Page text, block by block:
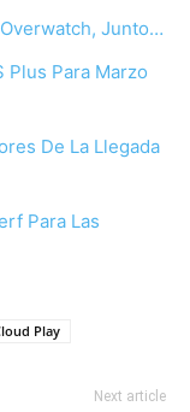
Junto…
Plus Para Marzo
De La Llegada
Para Las
Play
Next article